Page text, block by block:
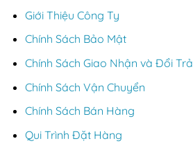
Giới Thiệu Công Ty
Chính Sách Bảo Mật
Chính Sách Giao Nhận và Đổi Trả
Chính Sách Vận Chuyển
Chính Sách Bán Hàng
Qui Trình Đặt Hàng